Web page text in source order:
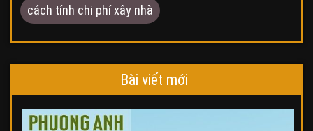
cách tính chi phí xây nhà
Bài viết mới